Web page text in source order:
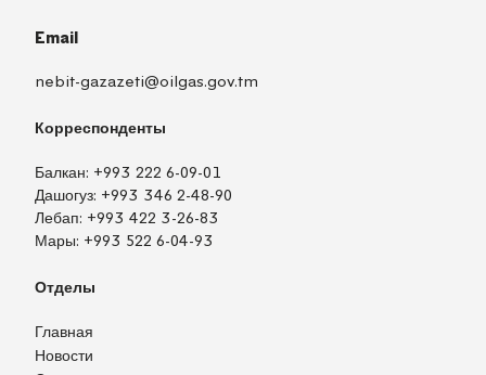
Email
nebit-gazazeti@oilgas.gov.tm
Корреспонденты
Балкан: +993 222 6-09-01
Дашогуз: +993 346 2-48-90
Лебап: +993 422 3-26-83
Мары: +993 522 6-04-93
Отделы
Главная
Новости